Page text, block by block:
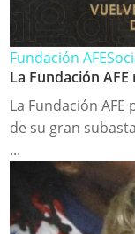
Fundación AFE
La Fundación
La Fundación
de su gran
...